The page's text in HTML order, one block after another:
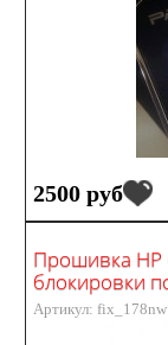
2500 руб
Прошивка HP
блокировки
Артикул: fix_178nw